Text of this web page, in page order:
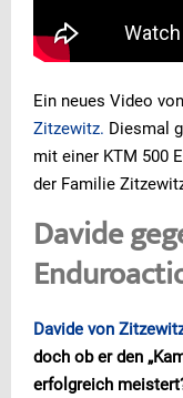
Ein neues Video
Zitzewitz. Diesmal
mit einer KTM 500
der Familie
Davide
Davide von
doch ob er den
erfolgreich